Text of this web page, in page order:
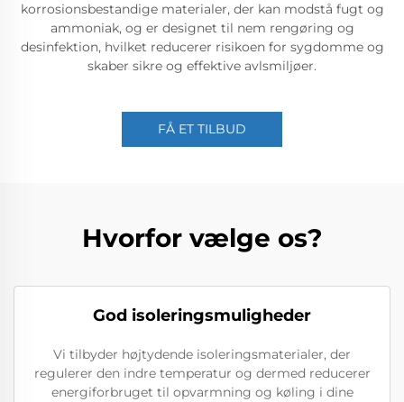
korrosionsbestandige materialer, der kan modstå fugt og
ammoniak, og er designet til nem rengøring og
desinfektion, hvilket reducerer risikoen for sygdomme og
skaber sikre og effektive avlsmiljøer.
FÅ ET TILBUD
Hvorfor vælge os?
God isoleringsmuligheder
Vi tilbyder højtydende isoleringsmaterialer, der
regulerer den indre temperatur og dermed reducerer
energiforbruget til opvarmning og køling i dine